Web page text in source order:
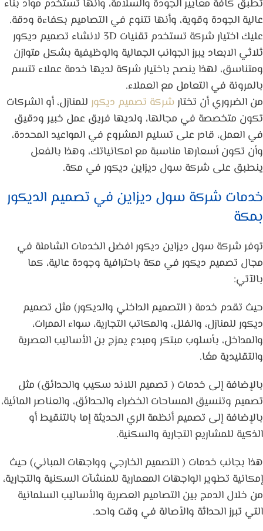
تُطبق كافة معايير الجودة والسلامة، وأنها تستخدم مواد بناء
عالية الجودة وقوية، وأنها تتنوع في التصاميم بكفاءة ودقة.
عليك اختيار شركة تستخدم تقنيات 3D لانشاء تصميم ديكور
ثلاثي الابعاد يبرز الجوانب الجمالية والوظيفية بشكل متوازن
ومتناسق، لهذا ينصح باختيار شركة لديها خدمة عملاء تتسم
بالمرونة في التعامل مع العملاء.
من الضروري أن تختارشركة تصميم ديكور للمنازل، أو الشركات
تكون متخصصة في مجالها، ولديها فريق عمل خبير ودقيق
في العمل، قادر على تسليم المشروع في المواعيد المحددة،
وأن تكون أسعارها مناسبة مع امكانياتك، وهذا بالفعل
ينطبق على شركة سول ديزاين ديكور في مكة.
خدمات شركة سول ديزاين في تصميم الديكور
بمكة
توفر شركة سول ديزاين ديكور افضل الخدمات الشاملة في
مجال تصميم ديكور في مكة باحترافية وجودة عالية، كما
بالآتي:
حيث تقدم خدمة ( التصميم الداخلي والديكور) مثل تصميم
ديكور للمنازل، والفلل، والمكاتب التجارية، سواء الممرات،
والمداخل، بأسلوب مبتكر ومبدع يمزج بن الأساليب العصرية
والتقليدية معًا.
بالإضافة إلى خدمات ( تصميم اللاند سكيب والحدائق) مثل
تصميم وتنسيق المساحات الخضراء والحدائق، والعناصر المائية،
بالإضافة إلى تصميم أنظمة الري الحديثة إما بالتنقيط أو
الذكية للمشاريع التجارية والسكنية.
هذا بجانب خدمات ( التصميم الخارجي وواجهات المباني) حيث
إمكانية تطوير الواجهات المعمارية للمنشآت السكنية والتجارية،
من خلال الدمج بين التصاميم العصرية والأساليب السلمانية
التي تبرز الحداثة والأصالة في وقت واحد.